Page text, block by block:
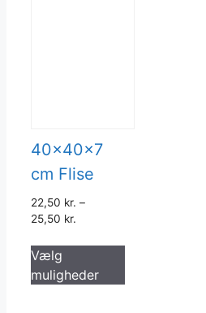
40x40x7
cm Flise
22,50 kr. –
25,50 kr.
Vælg
muligheder